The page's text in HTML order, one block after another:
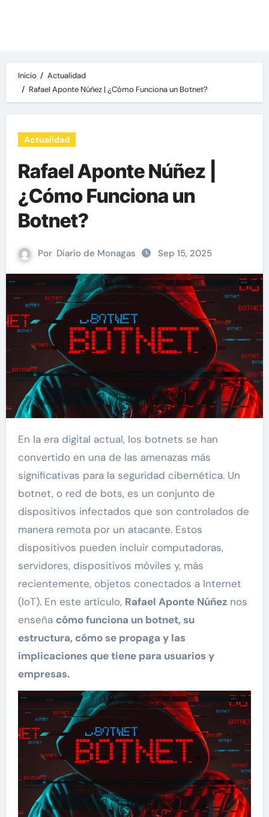
Inicio
Actualidad
Rafael Aponte Núñez | ¿Cómo Funciona un Botnet?
Actualidad
Rafael Aponte Núñez |
¿Cómo Funciona un
Botnet?
Por Diario de Monagas Sep 15, 2025
En la era digital actual, los botnets se han
convertido en una de las amenazas más
significativas para la seguridad cibernética. Un
botnet, o red de bots, es un conjunto de
dispositivos infectados que son controlados de
manera remota por un atacante. Estos
dispositivos pueden incluir computadoras,
servidores, dispositivos móviles y, más
recientemente, objetos conectados a Internet
(IoT). En este artículo, Rafael Aponte Núñeznos
enseña cómo funciona un botnet, su
estructura, cómo se propaga y las
implicaciones que tiene para usuarios y
empresas.